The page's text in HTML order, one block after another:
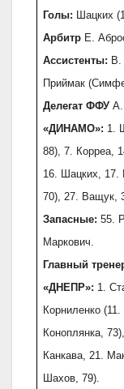
Голы: Шацких
Арбитр Е.
Ассистенты: В.
Приймак
Делегат ФФУ А.
«ДИНАМО»: 1.
88), 7. Корреа,
16. Шацких, 17.
70), 27. Ващук,
Запасные: 55.
Маркович.
Главный
«ДНЕПР»: 1.
Корниленко
Коноплянка,
Канкава, 21.
Шахов, 79).